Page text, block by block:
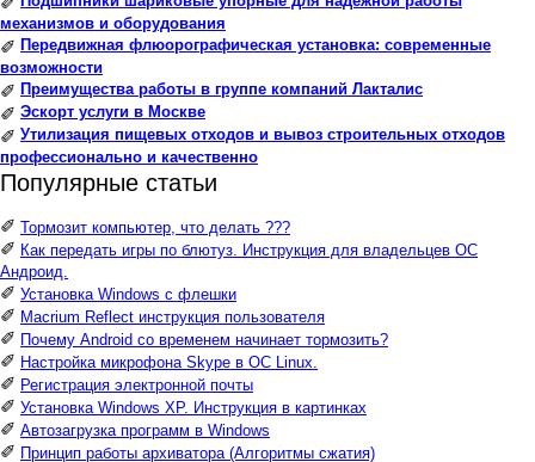
механизмов и оборудования
✐ Передвижная флюорографическая установка: современные
возможности
✐ Преимущества работы в группе компаний Лакталис
✐ Эскорт услуги в Москве
✐ Утилизация пищевых отходов и вывоз строительных отходов
профессионально и качественно
Популярные статьи
✐ Тормозит компьютер, что делать ???
✐ Как передать игры по блютуз. Инструкция для владельцев ОС
Андроид.
✐ Установка Windows с флешки
✐ Macrium Reflect инструкция пользователя
✐ Почему Android со временем начинает тормозить?
✐ Настройка микрофона Skype в ОС Linux.
✐ Регистрация электронной почты
✐ Установка Windows XP. Инструкция в картинках
✐ Автозагрузка программ в Windows
✐ Принцип работы архиватора (Алгоритмы сжатия)